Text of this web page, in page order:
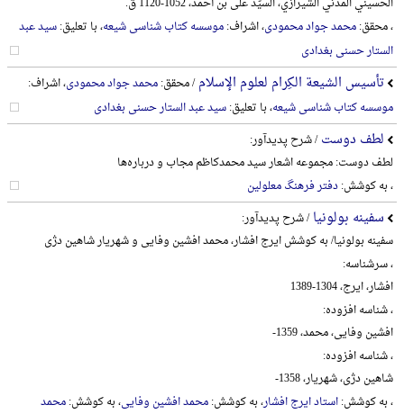
، محقق:محمد جواد محمودی، اشراف:موسسه کتاب شناسی شیعه، با تعلیق:سید عبد
الستار حسنی بغدادی
تأسیس الشیعة الکِرام لعلوم الإسلام/ محقق:محمد جواد محمودی، اشراف:
موسسه کتاب شناسی شیعه، با تعلیق:سید عبد الستار حسنی بغدادی
لطف دوست/ شرح پدیدآور:
لطف دوست: مجموعه اشعار سید محمدکاظم مجاب و درباره‌ها
، به کوشش:دفتر فرهنگ معلولین
سفینه بولونیا/ شرح پدیدآور:
سفینه بولونیا/ به کوشش ایرج افشار، محمد افشین وفایی و شهریار شاهین دژی
، سرشناسه:
افشار، ایرج، 1304-1389
، شناسه افزوده:
افشین وفایی، محمد، 1359-
، شناسه افزوده:
شاهین دژی، شهریار، 1358-
، به کوشش:استاد ایرج افشار، به کوشش:محمد افشین وفایی، به کوشش:محمد